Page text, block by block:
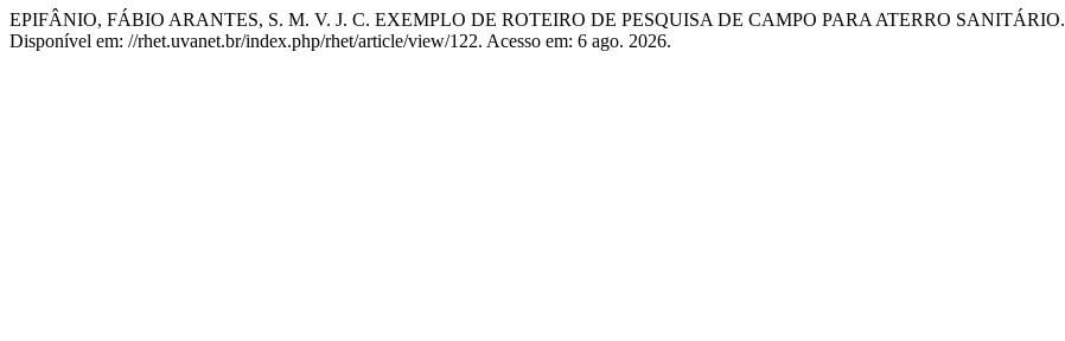
EPIFÂNIO, FÁBIO ARANTES, S. M. V. J. C. EXEMPLO DE ROTEIRO DE PESQUISA DE CAMPO PARA ATERRO SANITÁRIO.
Disponível em: //rhet.uvanet.br/index.php/rhet/article/view/122. Acesso em: 6 ago. 2026.